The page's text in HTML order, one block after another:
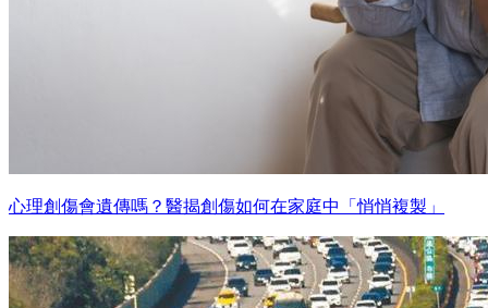
心理創傷會遺傳嗎？醫揭創傷如何在家庭中「悄悄複製」